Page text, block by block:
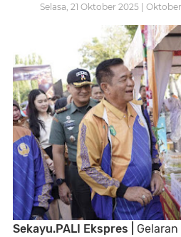
Selasa, 21 Oktober 2025 | Oktober
Sekayu.PALI Ekspres |